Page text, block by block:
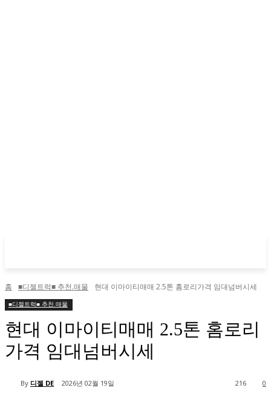
홈 ■디젤트럭■ 추천.매물 현대 이마이티매매 2.5톤 홈로리가격 임대넘버시세
■디젤트럭■ 추천.매물
현대 이마이티매매 2.5톤 홈로리
가격 임대넘버시세
By 디젤 DE 2026년 02월 19일 0
216